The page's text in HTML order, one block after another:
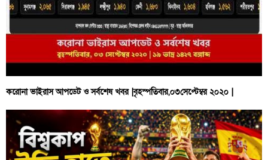
করোনা ভাইরাস আপডেট ও সর্বশেষ খবর |বৃহস্পতিবার,০৩সেপ্টেম্বর ২০২০ |